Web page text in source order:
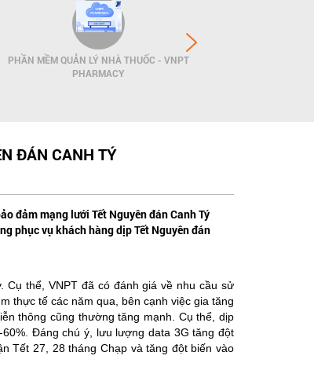
PHẦN MỀM QUẢN LÝ NHÀ THUỐC - VNPT
PHARMACY
ĐÁN CANH TÝ
đảm mạng lưới Tết Nguyên đán Canh Tý
phục vụ khách hàng dịp Tết Nguyên đán
thể, VNPT đã có đánh giá về nhu cầu sử
thực tế các năm qua, bên cạnh việc gia tăng
thông cũng thường tăng mạnh. Cụ thể, dịp
Đáng chú ý, lưu lượng data 3G tăng đột
Tết 27, 28 tháng Chạp và tăng đột biến vào